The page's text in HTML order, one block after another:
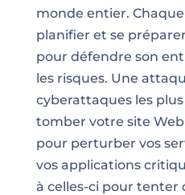
monde entier.
planifier et se
pour défendre son
les risques. Une
cyberattaques les
tomber votre site
pour perturber vos
vos applications
à celles-ci pour tenter